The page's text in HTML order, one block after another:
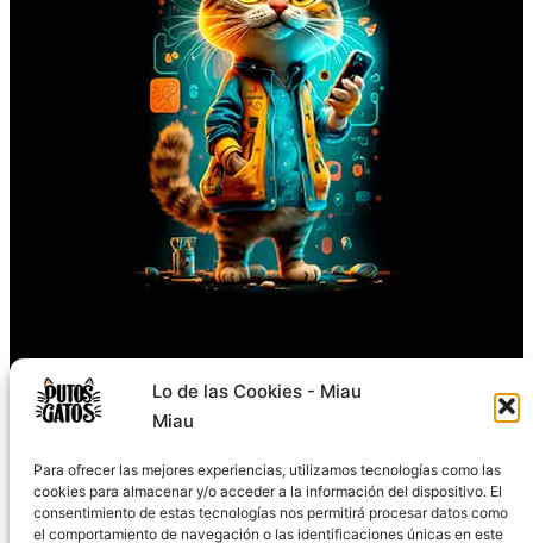
Lo de las Cookies - Miau
Miau
Para ofrecer las mejores experiencias, utilizamos tecnologías como las
cookies para almacenar y/o acceder a la información del dispositivo. El
consentimiento de estas tecnologías nos permitirá procesar datos como
el comportamiento de navegación o las identificaciones únicas en este